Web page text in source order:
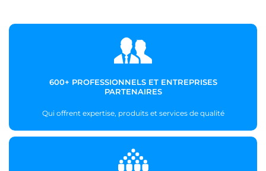
600+ PROFESSIONNELS ET ENTREPRISES
PARTENAIRES
Qui offrent expertise, produits et services de qualité